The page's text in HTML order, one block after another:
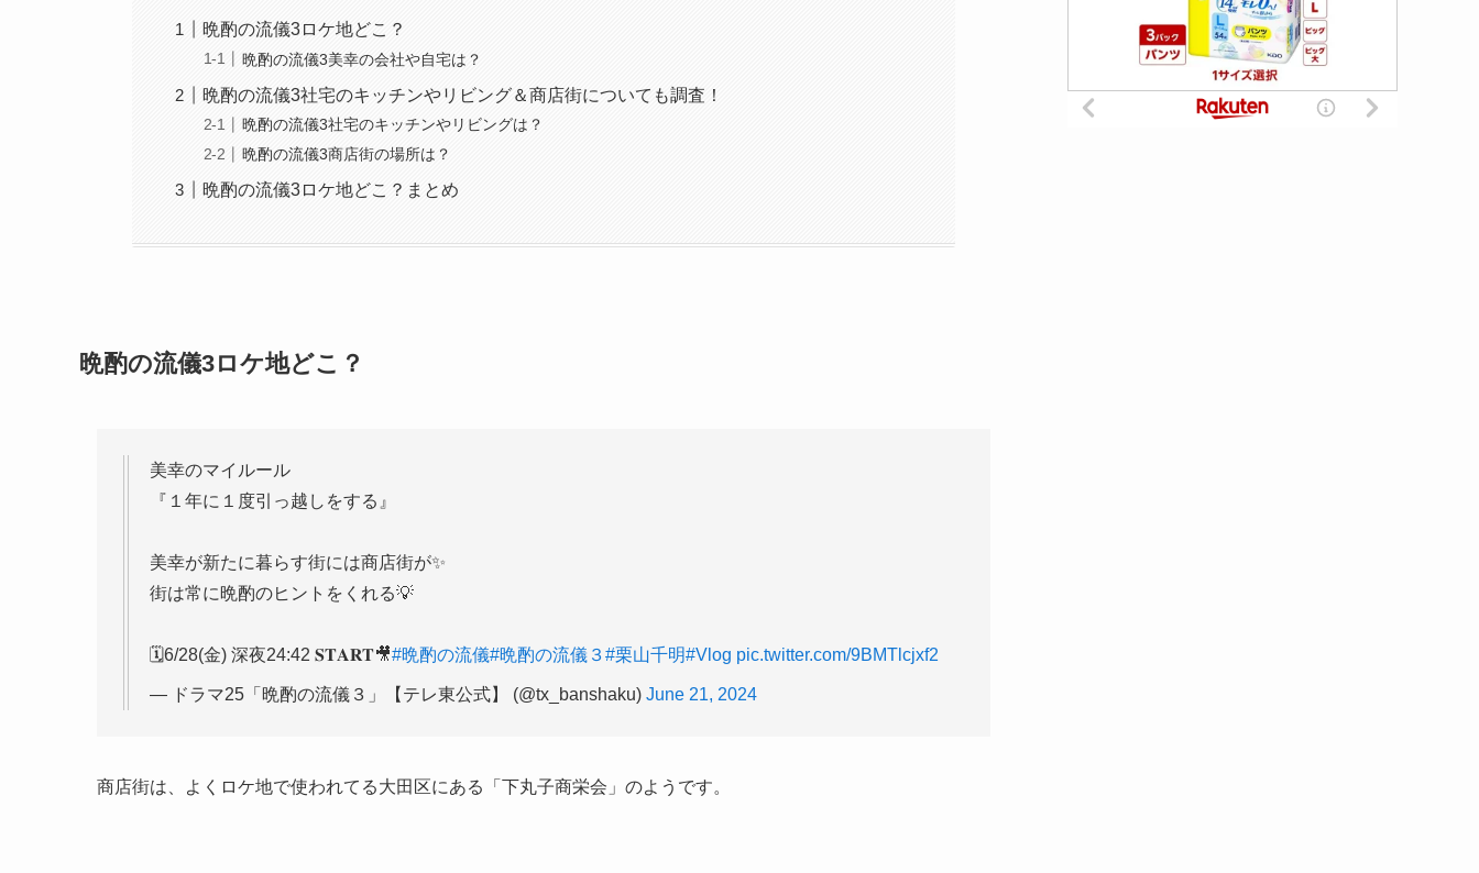
晩酌の流儀3ロケ地どこ？
晩酌の流儀3美幸の会社や自宅は？
晩酌の流儀3社宅のキッチンやリビング＆商店街についても調査！
晩酌の流儀3社宅のキッチンやリビングは？
晩酌の流儀3商店街の場所は？
晩酌の流儀3ロケ地どこ？まとめ
晩酌の流儀3ロケ地どこ？
美幸のマイルール
『１年に１度引っ越しをする』
美幸が新たに暮らす街には商店街が✨
街は常に晩酌のヒントをくれる💡
🗓️6/28(金) 深夜24:42 𝐒𝐓𝐀𝐑𝐓🎥#晩酌の流儀#晩酌の流儀３ #栗山千明#Vlog pic.twitter.com/9BMTlcjxf2
— ドラマ25「晩酌の流儀３」【テレ東公式】 (@tx_banshaku) June 21, 2024
商店街は、よくロケ地で使われてる大田区にある「下丸子商栄会」のようです。